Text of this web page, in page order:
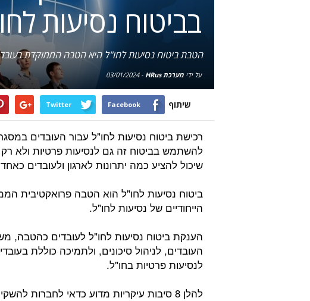
בביטוח נסיעות
הטבת ביטוח נסיעות לחו"ל היא הטבה הממוקדת
על ידימערכת HRus -
03/01/2024
שיתוף Facebook
Twitter
רכישת ביטוח נסיעות לחו"ל עבור העובדים
להשתמש בביטוח זה גם לנסיעות פרטיות ולא
שיכול להציע כמה יתרונות לארגון ולעובדים
ביטוח נסיעות לחו"ל הוא הטבה פרואקטיבית
הייחודיים של נסיעות לחו"ל.
הענקת ביטוח נסיעות לחו"ל לעובדים כהטבה,
העובדים, לניהול סיכונים, ולתמיכה כוללת
לנסיעות פרטיות בחו"ל.
להלן 8 סיבות עיקריות מדוע כדאי לחברות להשקיע בביטוח נסיעות לחו"ל לעובדים: